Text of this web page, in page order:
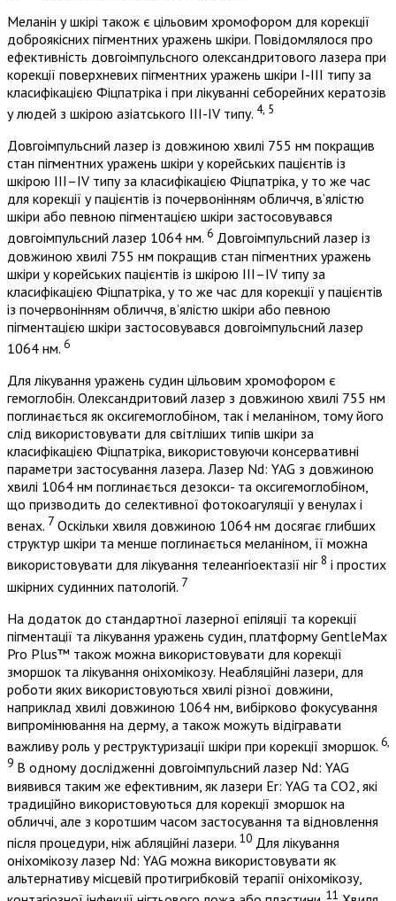
Меланін у шкірі також є цільовим хромофором для корекції
доброякісних пігментних уражень шкіри. Повідомлялося про
ефективність довгоімпульсного олександритового лазера при
корекції поверхневих пігментних уражень шкіри I-III типу за
класифікацією Фіцпатріка і при лікуванні себорейних кератозів
у людей з шкірою азіатського III-IV типу. 4, 5
Довгоімпульсний лазер із довжиною хвилі 755 нм покращив
стан пігментних уражень шкіри у корейських пацієнтів із
шкірою III–IV типу за класифікацією Фіцпатріка, у то же час
для корекції у пацієнтів із почервонінням обличчя, в’ялістю
шкіри або певною пігментацією шкіри застосовувався
довгоімпульсний лазер 1064 нм. 6 Довгоімпульсний лазер із
довжиною хвилі 755 нм покращив стан пігментних уражень
шкіри у корейських пацієнтів із шкірою III–IV типу за
класифікацією Фіцпатріка, у то же час для корекції у пацієнтів
із почервонінням обличчя, в’ялістю шкіри або певною
пігментацією шкіри застосовувався довгоімпульсний лазер
1064 нм. 6
Для лікування уражень судин цільовим хромофором є
гемоглобін. Олександритовий лазер з довжиною хвилі 755 нм
поглинається як оксигемоглобіном, так і меланіном, тому його
слід використовувати для світліших типів шкіри за
класифікацією Фіцпатріка, використовуючи консервативні
параметри застосування лазера. Лазер Nd: YAG з довжиною
хвилі 1064 нм поглинається дезокси- та оксигемоглобіном,
що призводить до селективної фотокоагуляції у венулах і
венах. 7 Оскільки хвиля довжиною 1064 нм досягає глибших
структур шкіри та менше поглинається меланіном, її можна
використовувати для лікування телеангіоектазії ніг8 і простих
шкірних судинних патологій. 7
На додаток до стандартної лазерної епіляції та корекції
пігментації та лікування уражень судин, платформу GentleMax
Pro Plus™ також можна використовувати для корекції
зморшок та лікування оніхомікозу. Неабляційні лазери, для
роботи яких використовуються хвилі різної довжини,
наприклад хвилі довжиною 1064 нм, вибірково фокусування
випромінювання на дерму, а також можуть відігравати
важливу роль у реструктуризації шкіри при корекції зморшок. 6,
9 В одному дослідженні довгоімпульсний лазер Nd: YAG
виявився таким же ефективним, як лазери Er: YAG та CO2, які
традиційно використовуються для корекції зморшок на
обличчі, але з коротшим часом застосування та відновлення
після процедури, ніж абляційні лазери. 10 Для лікування
оніхомікозу лазер Nd: YAG можна використовувати як
альтернативу місцевій протигрибковій терапії оніхомікозу,
11